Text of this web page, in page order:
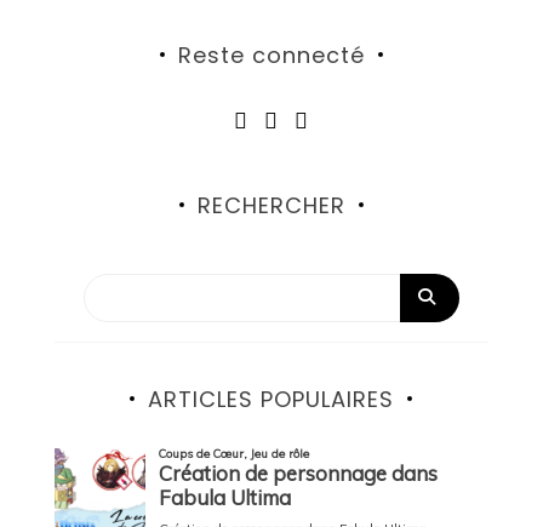
Reste connecté
RECHERCHER
ARTICLES POPULAIRES